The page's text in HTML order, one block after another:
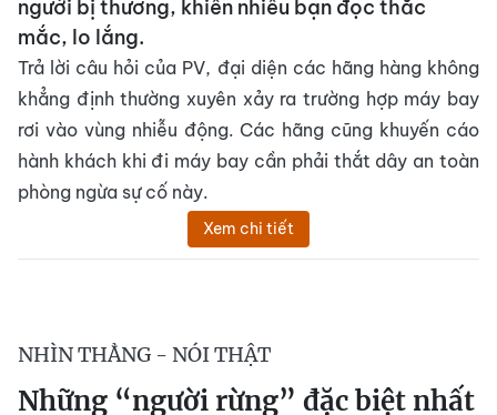
người bị thương, khiến nhiều bạn đọc thắc
mắc, lo lắng.
Trả lời câu hỏi của PV, đại diện các hãng hàng không
khẳng định thường xuyên xảy ra trường hợp máy bay
rơi vào vùng nhiễu động. Các hãng cũng khuyến cáo
hành khách khi đi máy bay cần phải thắt dây an toàn
phòng ngừa sự cố này.
Xem chi tiết
NHÌN THẲNG - NÓI THẬT
Những “người rừng” đặc biệt nhất